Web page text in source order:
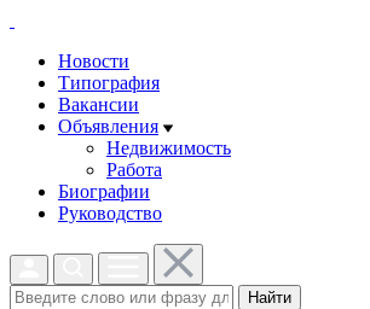
Новости
Типография
Вакансии
Объявления
Недвижимость
Работа
Биографии
Руководство
Найти